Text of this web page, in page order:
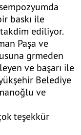
baskı ile
ediliyor.
Paşa ve
grmeden
ve başarı ile
Belediye
ve
teşekkür